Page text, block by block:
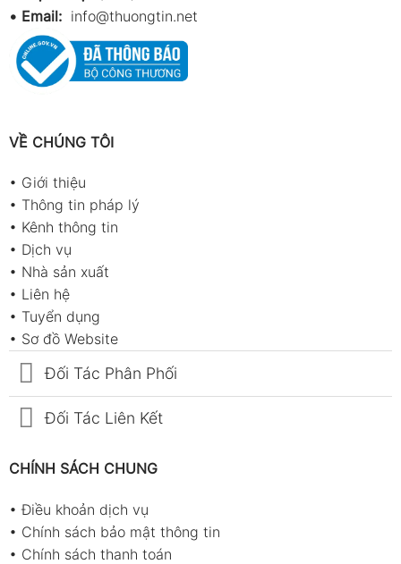
• Email: info@thuongtin.net
VỀ CHÚNG TÔI
• Giới thiệu
• Thông tin pháp lý
• Kênh thông tin
• Dịch vụ
• Nhà sản xuất
• Liên hệ
• Tuyển dụng
• Sơ đồ Website
Đối Tác Phân Phối
Đối Tác Liên Kết
CHÍNH SÁCH CHUNG
•Điều khoản dịch vụ
• Chính sách bảo mật thông tin
• Chính sách thanh toán